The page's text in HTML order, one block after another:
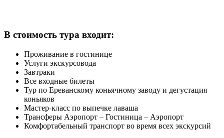
В стоимость тура входит:
Проживание в гостинице
Услуги экскурсовода
Завтраки
Все входные билеты
Тур по Ереванскому коньячному заводу и дегустация
коньяков
Мастер-класс по выпечке лаваша
Трансферы Аэропорт – Гостиница – Аэропорт
Комфортабельный транспорт во время всех экскурсий